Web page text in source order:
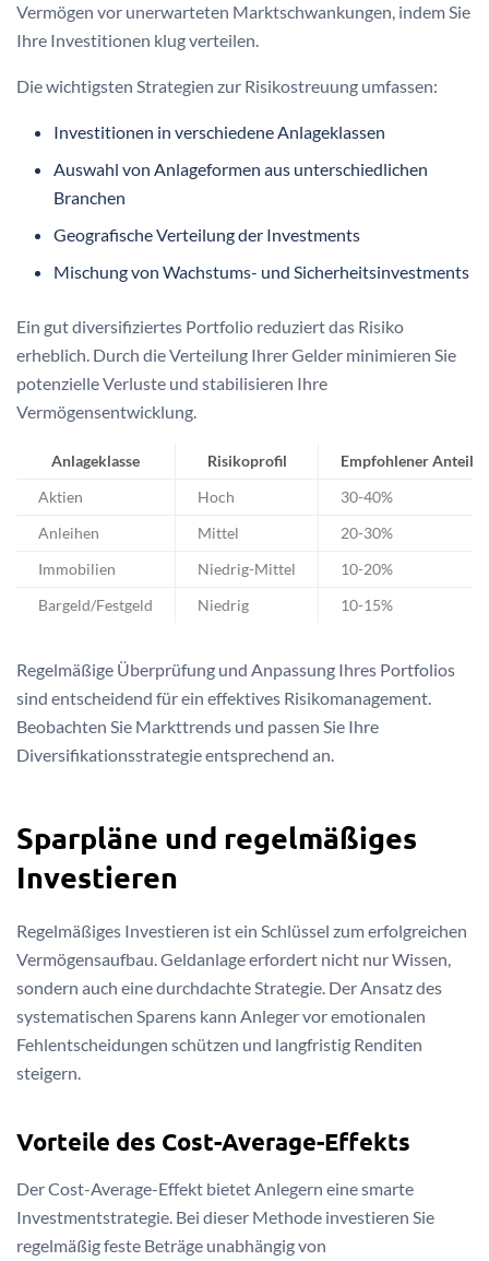
Vermögen vor unerwarteten Marktschwankungen, indem Sie
Ihre Investitionen klug verteilen.
Die wichtigsten Strategien zur Risikostreuung umfassen:
Investitionen in verschiedene Anlageklassen
Auswahl von Anlageformen aus unterschiedlichen
Branchen
Geografische Verteilung der Investments
Mischung von Wachstums- und Sicherheitsinvestments
Ein gut diversifiziertes Portfolio reduziert das Risiko
erheblich. Durch die Verteilung Ihrer Gelder minimieren Sie
potenzielle Verluste und stabilisieren Ihre
Vermögensentwicklung.
Anlageklasse Risikoprofil Empfohlener Anteil
Aktien Hoch 30-40%
Anleihen Mittel 20-30%
Immobilien Niedrig-Mittel 10-20%
Bargeld/Festgeld Niedrig 10-15%
Regelmäßige Überprüfung und Anpassung Ihres Portfolios
sind entscheidend für ein effektives Risikomanagement.
Beobachten Sie Markttrends und passen Sie Ihre
Diversifikationsstrategie entsprechend an.
Sparpläne und regelmäßiges
Investieren
Regelmäßiges Investieren ist ein Schlüssel zum erfolgreichen
Vermögensaufbau. Geldanlage erfordert nicht nur Wissen,
sondern auch eine durchdachte Strategie. Der Ansatz des
systematischen Sparens kann Anleger vor emotionalen
Fehlentscheidungen schützen und langfristig Renditen
steigern.
Vorteile des Cost-Average-Effekts
Der Cost-Average-Effekt bietet Anlegern eine smarte
Investmentstrategie. Bei dieser Methode investieren Sie
regelmäßig feste Beträge unabhängig von